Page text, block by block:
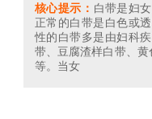
核心提示： 白带是妇
正常的白带是白色或
性的白带多是由妇科
带、豆腐渣样白带、
等。当女